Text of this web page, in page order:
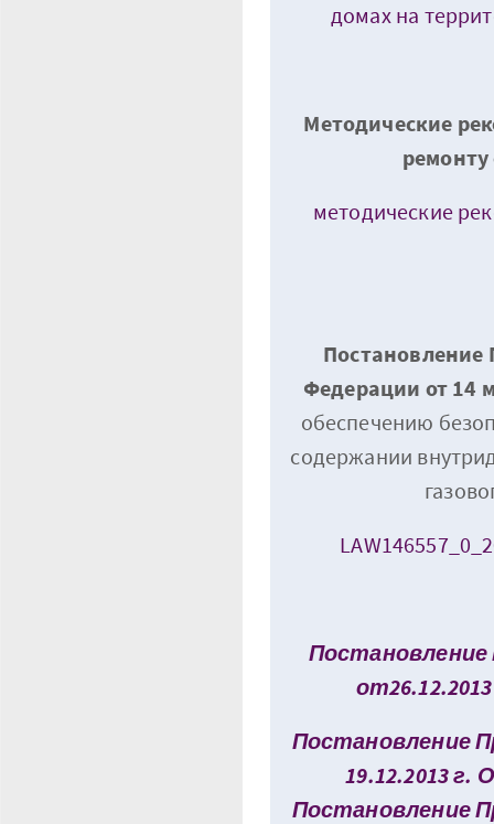
домах на
Методические
методические
Постановление
Федерации от 14
обеспечению
содержании
Постановление
19.12.2013 г.
Постановление